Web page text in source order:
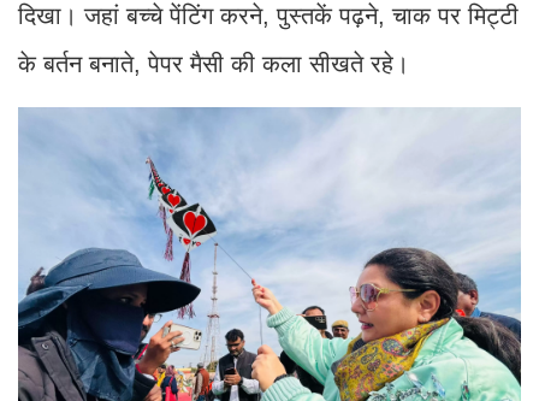
दिखा। जहां बच्चे पेंटिंग करने, पुस्तकें पढ़ने, चाक पर मिट्टी
के बर्तन बनाते, पेपर मैसी की कला सीखते रहे।